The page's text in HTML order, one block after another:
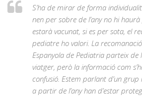
S’ha de mirar de forma
nen per sobre de l’any no hi
estarà vacunat, si es per sota, el
pediatre ho valori. La recomanació
Espanyola de Pediatria parteix
viatger, però la informació com
confusió. Estem parlant d’un
a partir de l’any han d’estar